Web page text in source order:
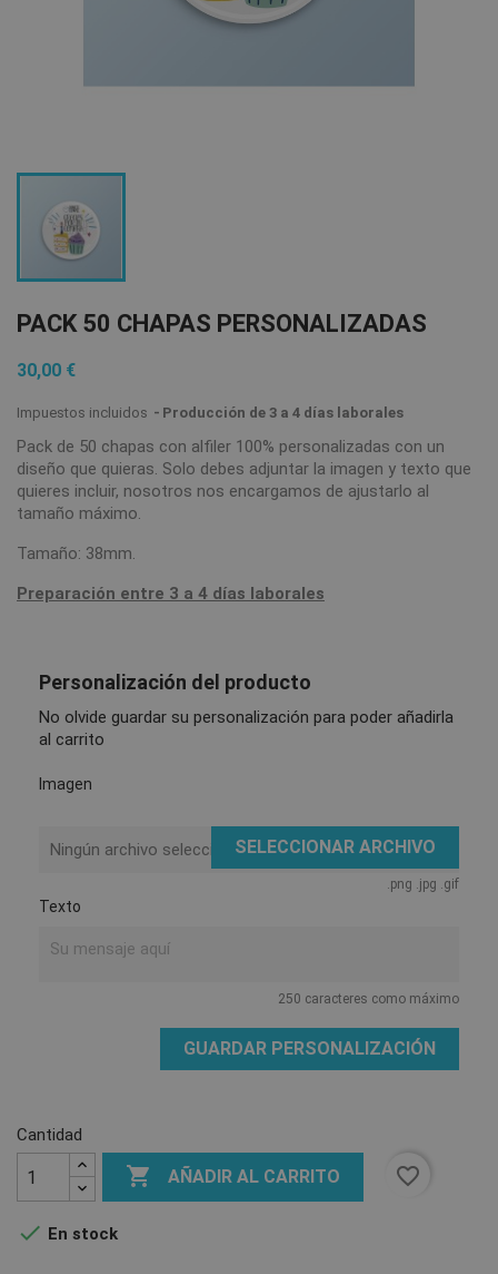
PACK 50 CHAPAS PERSONALIZADAS
30,00 €
Impuestos incluidos Producción de 3 a 4 días laborales
Pack de 50 chapas con alfiler 100% personalizadas con un
diseño que quieras. Solo debes adjuntar la imagen y texto que
quieres incluir, nosotros nos encargamos de ajustarlo al
tamaño máximo.
Tamaño: 38mm.
Preparación entre 3 a 4 días laborales
Personalización del producto
No olvide guardar su personalización para poder añadirla
al carrito
Imagen
Ningún archivo seleccionadoSELECCIONAR ARCHIVO
.png .jpg .gif
Texto
250 caracteres como máximo
GUARDAR PERSONALIZACIÓN
Cantidad
 AÑADIR AL CARRITO favorite_border
 En stock